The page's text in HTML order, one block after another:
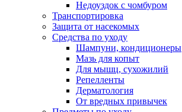
Недоуздок с чомбуром
Транспортировка
Защита от насекомых
Средства по уходу
Шампуни, кондиционеры
Мазь для копыт
Для мышц, сухожилий
Репелленты
Дерматология
От вредных привычек